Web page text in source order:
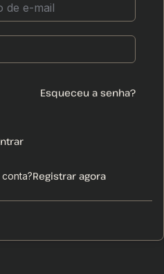
Esqueceu a senha?
Registrar agora